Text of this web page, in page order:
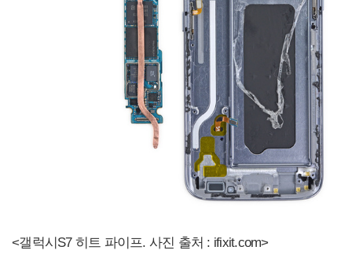
<갤럭시S7 히트 파이프. 사진 출처 : ifixit.com>